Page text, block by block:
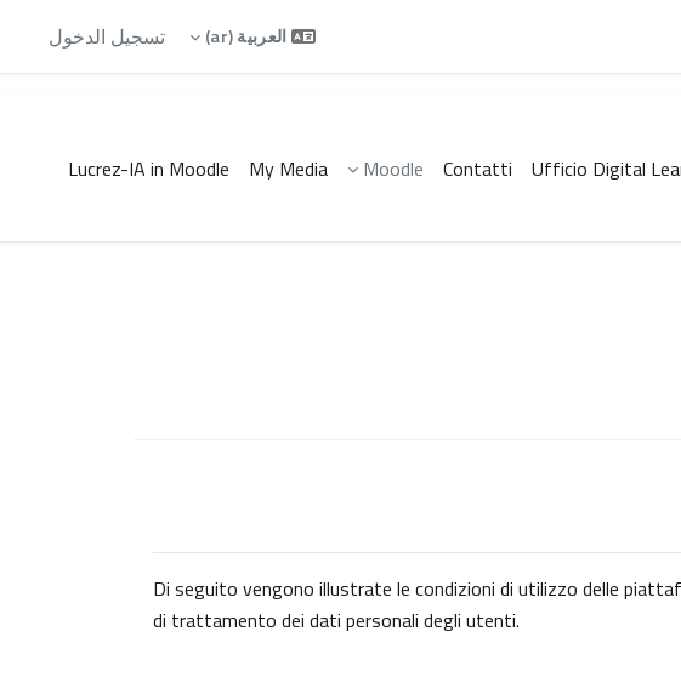
العربية ‎(ar)‎ تسجيل الدخول
Ufficio Digital
Contatti
Moodle
My Media
Lucrez-IA in Moodle
Di seguito vengono illustrate le condizioni di utilizzo delle
di trattamento dei dati personali degli utenti.